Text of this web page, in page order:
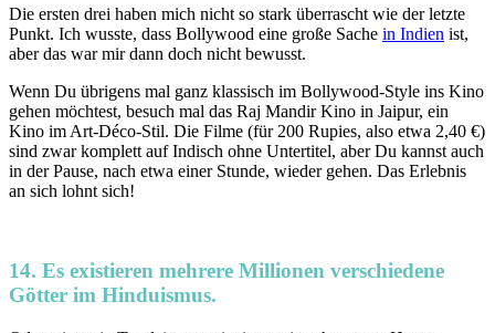
Die ersten drei haben mich nicht so stark überrascht wie der letzte
Punkt. Ich wusste, dass Bollywood eine große Sache in Indien ist,
aber das war mir dann doch nicht bewusst.
Wenn Du übrigens mal ganz klassisch im Bollywood-Style ins Kino
gehen möchtest, besuch mal das Raj Mandir Kino in Jaipur, ein
Kino im Art-Déco-Stil. Die Filme (für 200 Rupies, also etwa 2,40 €)
sind zwar komplett auf Indisch ohne Untertitel, aber Du kannst auch
in der Pause, nach etwa einer Stunde, wieder gehen. Das Erlebnis
an sich lohnt sich!
14. Es existieren mehrere Millionen verschiedene
Götter im Hinduismus.